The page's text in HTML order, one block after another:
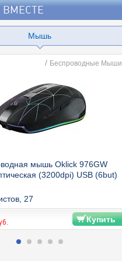
ВМЕСТЕ
Мышь
/ Беспроводные Мыши
мышь Oklick 976GW
(3200dpi) USB (6but)
27
Купить